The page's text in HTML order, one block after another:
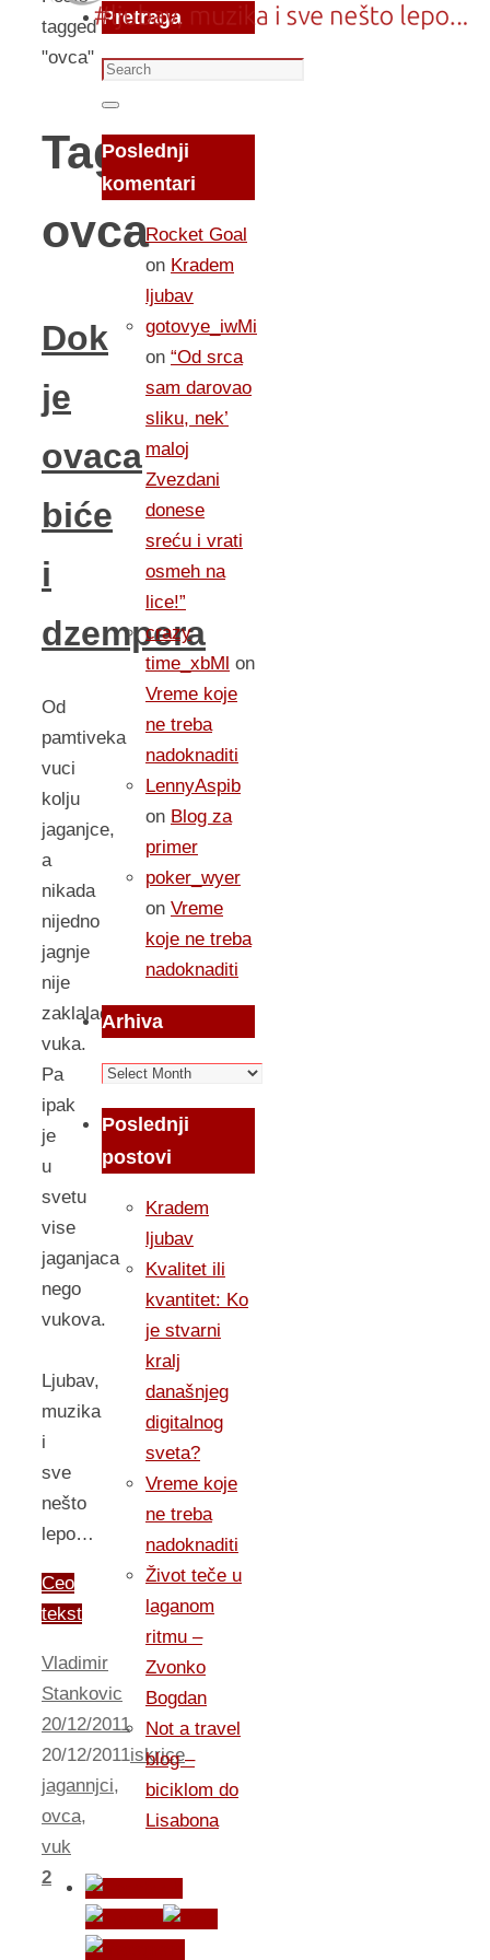
tagged
"ovca"
Tag:
ovca
Dok
je
ovaca
biće
i
dzempera
Od
pamtiveka
vuci
kolju
jaganjce,
a
nikada
nijedno
jagnje
nije
zaklalao
vuka.
Pa
ipak
je
u
svetu
vise
jaganjaca
nego
vukova.
Ljubav,
muzika
i
sve
nešto
lepo…
Ceo
tekst
Vladimir
Stankovic
20/12/2011
20/12/2011iskrice
jagannjci,
ovca,
vuk
2
Pretraga
Search
for:
Search
Poslednji
komentari
Rocket Goal
on Kradem
ljubav
gotovye_iwMi
on “Od srca
sam darovao
sliku, nek’
maloj
Zvezdani
donese
sreću i vrati
osmeh na
lice!”
crazy
time_xbMl on
Vreme koje
ne treba
nadoknaditi
LennyAspib
on Blog za
primer
poker_wyer
on Vreme
koje ne treba
nadoknaditi
Arhiva
Arhiva
Poslednji
postovi
Kradem
ljubav
Kvalitet ili
kvantitet: Ko
je stvarni
kralj
današnjeg
digitalnog
sveta?
Vreme koje
ne treba
nadoknaditi
Život teče u
laganom
ritmu –
Zvonko
Bogdan
Not a travel
blog –
biciklom do
Lisabona